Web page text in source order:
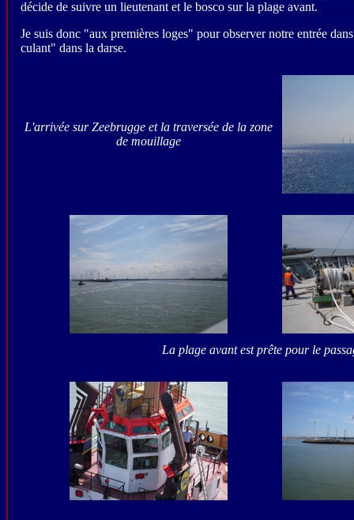
décide de suivre un lieutenant et le bosco sur la plage avant.
Je suis donc "aux premières loges" pour observer notre entrée
culant" dans la darse.
L'arrivée sur Zeebrugge et la traversée de la zone
de mouillage
La plage avant est prête pour le